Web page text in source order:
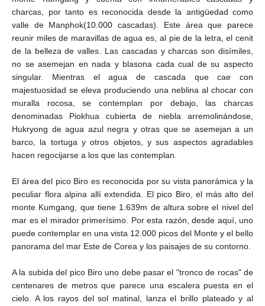
charcas, por tanto es reconocida desde la antigüedad como
valle de Manphok(10.000 cascadas). Este área que parece
reunir miles de maravillas de agua es, al pie de la letra, el cenit
de la belleza de valles. Las cascadas y charcas son disímiles,
no se asemejan en nada y blasona cada cual de su aspecto
singular. Mientras el agua de cascada que cae con
majestuosidad se eleva produciendo una neblina al chocar con
muralla rocosa, se contemplan por debajo, las charcas
denominadas Piokhua cubierta de niebla arremolinándose,
Hukryong de agua azul negra y otras que se asemejan a un
barco, la tortuga y otros objetos, y sus aspectos agradables
hacen regocijarse a los que las contemplan.
El área del pico Biro es reconocida por su vista panorámica y la
peculiar flora alpina allí extendida. El pico Biro, el más alto del
monte Kumgang, que tiene 1.639m de altura sobre el nivel del
mar es el mirador primerísimo. Por esta razón, desde aquí, uno
puede contemplar en una vista 12.000 picos del Monte y el bello
panorama del mar Este de Corea y los paisajes de su contorno.
A la subida del pico Biro uno debe pasar el "tronco de rocas" de
centenares de metros que parece una escalera puesta en el
cielo. A los rayos del sol matinal, lanza el brillo plateado y al